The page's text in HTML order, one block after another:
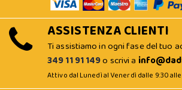
ASSISTENZA CLIENTI
Ti assistiamo in ogni fase del tuo
349 11 91 149o scrivi a
Attivo dal Lunedì al Venerdì dalle 9:30 alle